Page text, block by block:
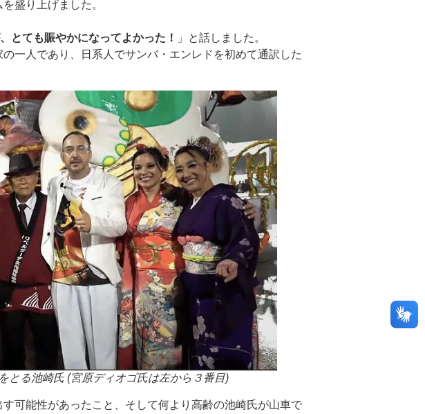
盛り上げました。
とても賑やかになってよかった！
」と話しました。
一人であり、日系人でサンバ・エンレドを初めて通訳した
とる池崎氏 (宮原ディオゴ氏は左から３番目)
可能性があったこと、そして何より高齢の池崎氏が山車で